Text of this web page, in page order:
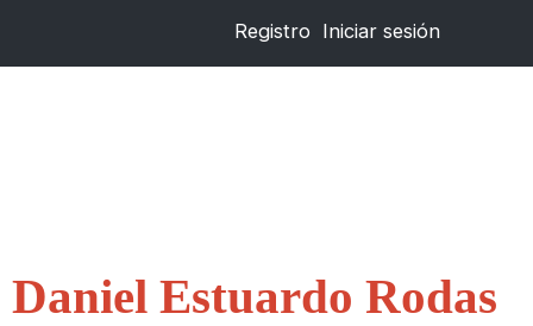
Registro Iniciar sesión
Daniel Estuardo Rodas